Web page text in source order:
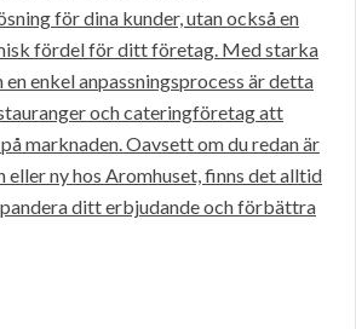
för dina kunder, utan också en
fördel för ditt företag. Med starka
enkel anpassningsprocess är detta
och cateringföretag att
marknaden. Oavsett om du redan är
eller ny hos Aromhuset, finns det alltid
ditt erbjudande och förbättra